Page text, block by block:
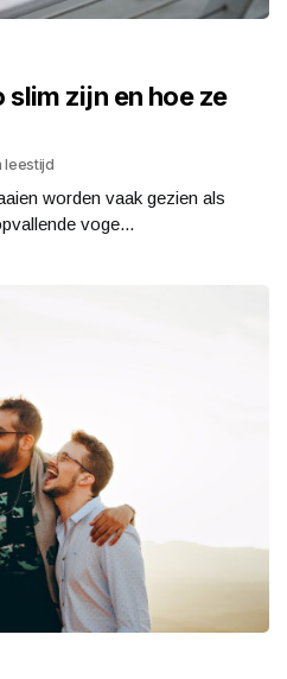
zijn en hoe ze
leestijd
worden vaak gezien als
voge...